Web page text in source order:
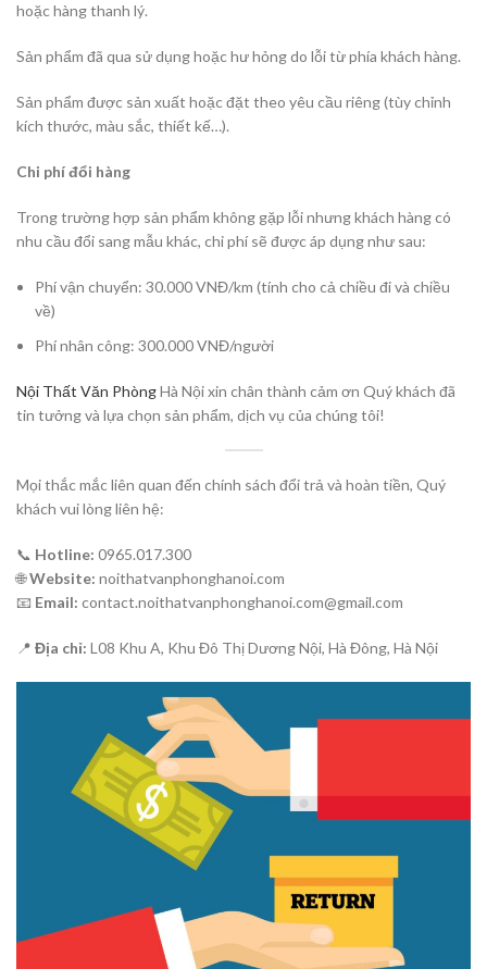
hoặc hàng thanh lý.
Sản phẩm đã qua sử dụng hoặc hư hỏng do lỗi từ phía khách hàng.
Sản phẩm được sản xuất hoặc đặt theo yêu cầu riêng (tùy chỉnh
kích thước, màu sắc, thiết kế…).
Chi phí đổi hàng
Trong trường hợp sản phẩm không gặp lỗi nhưng khách hàng có
nhu cầu đổi sang mẫu khác, chi phí sẽ được áp dụng như sau:
Phí vận chuyển: 30.000 VNĐ/km (tính cho cả chiều đi và chiều
về)
Phí nhân công: 300.000 VNĐ/người
Nội Thất Văn PhòngHà Nội xin chân thành cảm ơn Quý khách đã
tin tưởng và lựa chọn sản phẩm, dịch vụ của chúng tôi!
Mọi thắc mắc liên quan đến chính sách đổi trả và hoàn tiền, Quý
khách vui lòng liên hệ:
📞 Hotline: 0965.017.300
🌐Website: noithatvanphonghanoi.com
📧 Email: contact.noithatvanphonghanoi.com@gmail.com
📍 Địa chỉ: L08 Khu A, Khu Đô Thị Dương Nội, Hà Đông, Hà Nội